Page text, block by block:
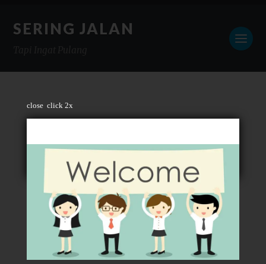
close click 2x
SERING JALAN